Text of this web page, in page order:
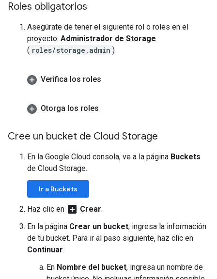
Roles obligatorios
Asegúrate de tener el siguiente rol o roles en el
proyecto: Administrador de Storage
( roles/storage.admin )
Verifica los roles
Otorga los roles
Cree un bucket de Cloud Storage
En la Google Cloud consola, ve a la página Buckets
de Cloud Storage.
Ir a Buckets
Haz clic en add_box Crear.
En la página Crear un bucket, ingresa la información
de tu bucket. Para ir al paso siguiente, haz clic en
Continuar.
En Nombre del bucket, ingresa un nombre de